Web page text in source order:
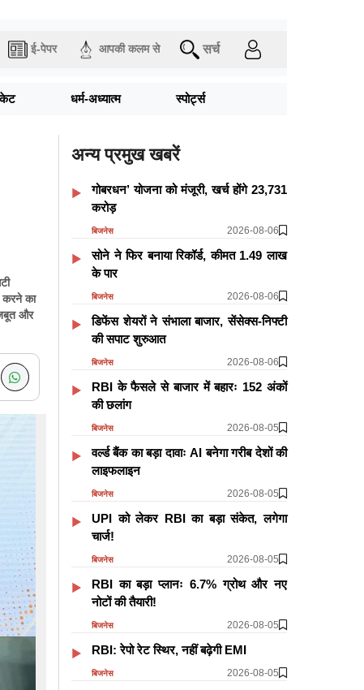
ई-पेपर आपकी कलम से सर्च
धर्म-अध्यात्म स्पोर्ट्स
करने का
और
अन्य प्रमुख खबरें
गोबरधन’ योजना को मंजूरी, खर्च होंगे 23,731
करोड़
बिजनेस 2026-08-06
सोने ने फिर बनाया रिकॉर्ड, कीमत 1.49 लाख
के पार
बिजनेस 2026-08-06
डिफेंस शेयरों ने संभाला बाजार, सेंसेक्स-निफ्टी
की सपाट शुरुआत
बिजनेस 2026-08-06
RBI के फैसले से बाजार में बहारः 152 अंकों
की छलांग
बिजनेस 2026-08-05
वर्ल्ड बैंक का बड़ा दावाः AI बनेगा गरीब देशों की
लाइफलाइन
बिजनेस 2026-08-05
UPI को लेकर RBI का बड़ा संकेत, लगेगा
चार्ज!
बिजनेस 2026-08-05
RBI का बड़ा प्लानः 6.7% ग्रोथ और नए
नोटों की तैयारी!
बिजनेस 2026-08-05
RBI: रेपो रेट स्थिर, नहीं बढ़ेगी EMI
बिजनेस 2026-08-05